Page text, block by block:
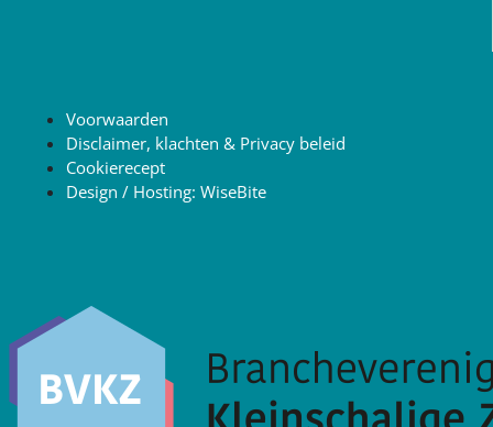
Voorwaarden
Disclaimer, klachten & Privacy beleid
Cookierecept
Design / Hosting: WiseBite